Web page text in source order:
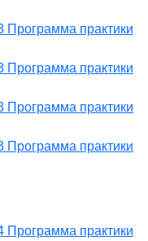
Программа практики
Программа практики
Программа практики
Программа практики
Программа практики